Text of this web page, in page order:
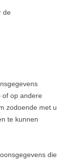
de
of op andere
zodoende met u
te kunnen
die